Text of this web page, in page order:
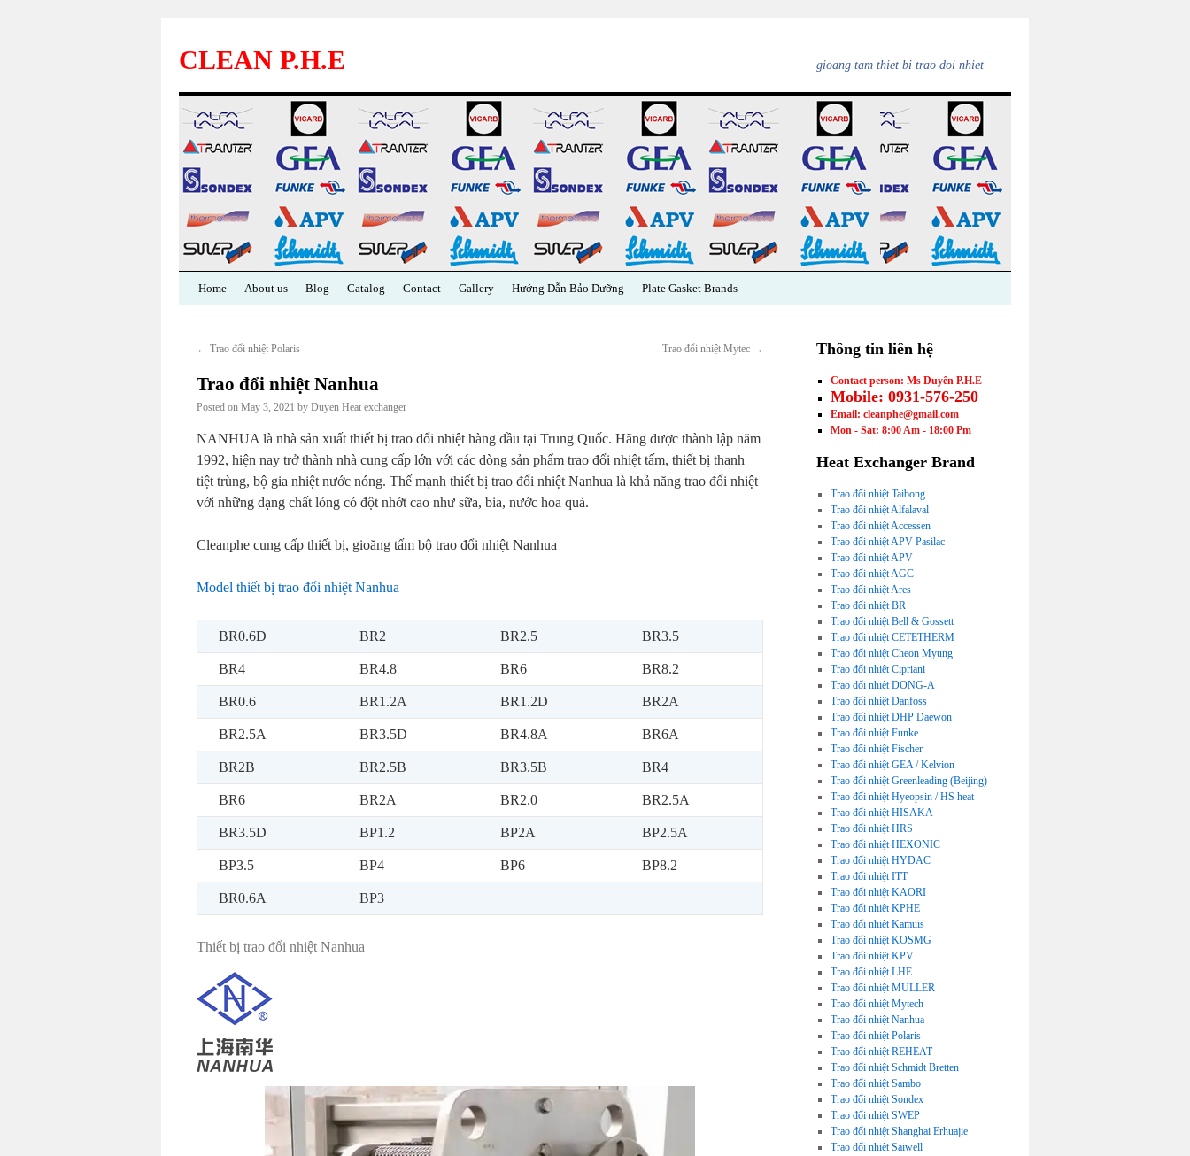
CLEAN P.H.E gioang tam thiet bi trao doi nhiet
Skip
content
Home About us Blog Catalog Contact Gallery Hướng Dẫn Bảo Dưỡng Plate Gasket Brands
← Trao đổi nhiệt Polaris Trao đổi nhiệt Mytec →
Trao đổi nhiệt Nanhua
Posted on May 3, 2021 by Duyen Heat exchanger
NANHUA là nhà sản xuất thiết bị trao đổi nhiệt hàng đầu tại Trung Quốc. Hãng được thành lập năm
1992, hiện nay trở thành nhà cung cấp lớn với các dòng sản phẩm trao đổi nhiệt tấm, thiết bị thanh
tiệt trùng, bộ gia nhiệt nước nóng. Thế mạnh thiết bị trao đổi nhiệt Nanhua là khả năng trao đổi nhiệt
với những dạng chất lỏng có đột nhớt cao như sữa, bia, nước hoa quả.
Cleanphe cung cấp thiết bị, gioăng tấm bộ trao đổi nhiệt Nanhua
Model thiết bị trao đổi nhiệt Nanhua
BR0.6D BR2 BR2.5 BR3.5
BR4 BR4.8 BR6 BR8.2
BR0.6 BR1.2A BR1.2D BR2A
BR2.5A BR3.5D BR4.8A BR6A
BR2B BR2.5B BR3.5B BR4
BR6 BR2A BR2.0 BR2.5A
BR3.5D BP1.2 BP2A BP2.5A
BP3.5 BP4 BP6 BP8.2
BR0.6A BP3
Thiết bị trao đổi nhiệt Nanhua
Thông tin liên hệ
Contact person: Ms Duyên P.H.E
Mobile: 0931-576-250
Email: cleanphe@gmail.com
Mon - Sat: 8:00 Am - 18:00 Pm
Heat Exchanger Brand
Trao đổi nhiệt Taibong
Trao đổi nhiệt Alfalaval
Trao đổi nhiệt Accessen
Trao đổi nhiệt APV Pasilac
Trao đổi nhiệt APV
Trao đổi nhiệt AGC
Trao đổi nhiệt Ares
Trao đổi nhiệt BR
Trao đổi nhiệt Bell & Gossett
Trao đổi nhiệt CETETHERM
Trao đổi nhiệt Cheon Myung
Trao đổi nhiệt Cipriani
Trao đổi nhiệt DONG-A
Trao đổi nhiệt Danfoss
Trao đổi nhiệt DHP Daewon
Trao đổi nhiệt Funke
Trao đổi nhiệt Fischer
Trao đổi nhiệt GEA / Kelvion
Trao đổi nhiệt Greenleading (Beijing)
Trao đổi nhiệt Hyeopsin / HS heat
Trao đổi nhiệt HISAKA
Trao đổi nhiệt HRS
Trao đổi nhiệt HEXONIC
Trao đổi nhiệt HYDAC
Trao đổi nhiệt ITT
Trao đổi nhiệt KAORI
Trao đổi nhiệt KPHE
Trao đổi nhiệt Kamuis
Trao đổi nhiệt KOSMG
Trao đổi nhiệt KPV
Trao đổi nhiệt LHE
Trao đổi nhiệt MULLER
Trao đổi nhiệt Mytech
Trao đổi nhiệt Nanhua
Trao đổi nhiệt Polaris
Trao đổi nhiệt REHEAT
Trao đổi nhiệt Schmidt Bretten
Trao đổi nhiệt Sambo
Trao đổi nhiệt Sondex
Trao đổi nhiệt SWEP
Trao đổi nhiệt Shanghai Erhuajie
Trao đổi nhiệt Saiwell